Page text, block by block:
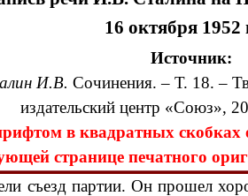
16 октября 1952
Источник:
И.В. Cочинения. – Т. 18. –
издательский центр «Союз»,
в квадратных скобках
странице печатного
съезд партии. Он прошел